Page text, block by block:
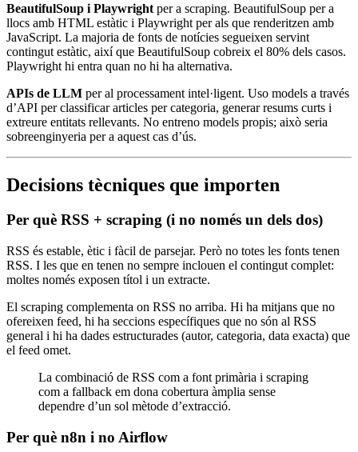
BeautifulSoup i Playwright per a scraping. BeautifulSoup per a
llocs amb HTML estàtic i Playwright per als que renderitzen amb
JavaScript. La majoria de fonts de notícies segueixen servint
contingut estàtic, així que BeautifulSoup cobreix el 80% dels casos.
Playwright hi entra quan no hi ha alternativa.
APIs de LLM per al processament intel·ligent. Uso models a través
d’API per classificar articles per categoria, generar resums curts i
extreure entitats rellevants. No entreno models propis; això seria
sobreenginyeria per a aquest cas d’ús.
Decisions tècniques que importen
Per què RSS + scraping (i no només un dels dos)
RSS és estable, ètic i fàcil de parsejar. Però no totes les fonts tenen
RSS. I les que en tenen no sempre inclouen el contingut complet:
moltes només exposen títol i un extracte.
El scraping complementa on RSS no arriba. Hi ha mitjans que no
ofereixen feed, hi ha seccions específiques que no són al RSS
general i hi ha dades estructurades (autor, categoria, data exacta) que
el feed omet.
La combinació de RSS com a font primària i scraping
com a fallback em dona cobertura àmplia sense
dependre d’un sol mètode d’extracció.
Per què n8n i no Airflow